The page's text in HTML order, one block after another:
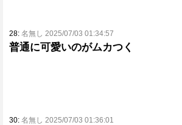
28: 名無し 2025/07/03 01:34:57
普通に可愛いのがムカつく
30: 名無し 2025/07/03 01:36:01